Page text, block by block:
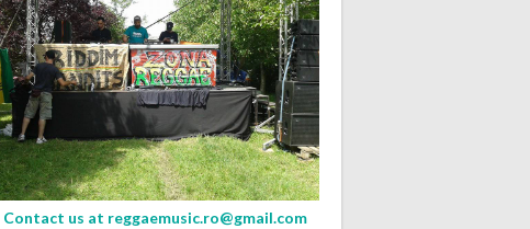
Contact us at reggaemusic.ro@gmail.com